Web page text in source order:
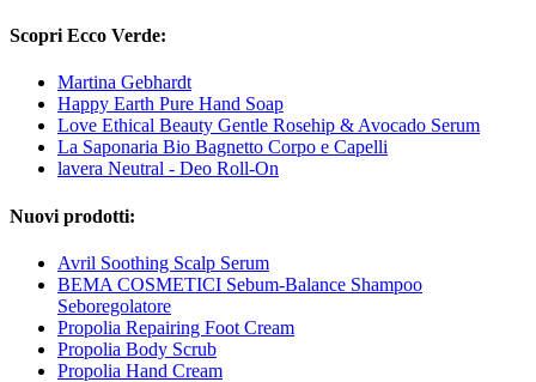
Scopri Ecco Verde:
Martina Gebhardt
Happy Earth Pure Hand Soap
Love Ethical Beauty Gentle Rosehip & Avocado Serum
La Saponaria Bio Bagnetto Corpo e Capelli
lavera Neutral - Deo Roll-On
Nuovi prodotti:
Avril Soothing Scalp Serum
BEMA COSMETICI Sebum-Balance Shampoo
Seboregolatore
Propolia Repairing Foot Cream
Propolia Body Scrub
Propolia Hand Cream